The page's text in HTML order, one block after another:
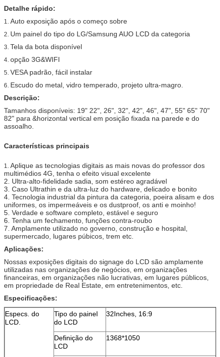
Detalhe rápido:
1. Auto exposição após o começo sobre
2. Um painel do tipo do LG/Samsung AUO LCD da categoria
3. Tela da bota disponível
4. opção 3G&WIFI
5. VESA padrão, fácil instalar
6. Escudo do metal, vidro temperado, projeto ultra-magro.
Descrição:
Tamanhos disponíveis: 19" 22", 26", 32", 42", 46", 47", 55" 65" 70"
82" para &horizontal vertical em posição fixada na parede e do
assoalho.
Características principais
1. Aplique as tecnologias digitais as mais novas do professor dos
multimédios 4G, tenha o efeito visual excelente
2. Ultra-alto-fidelidade sadia, som estéreo agradável
3. Caso Ultrathin e da ultra-luz do hardware, delicado e bonito
4. Tecnologia industrial da pintura da categoria, poeira alisam e dos
uniformes, os impermeáveis e os dustproof, os anti e moinho!
5. Verdade e software completo, estável e seguro
6. Tenha um fechamento, funções contra-roubo
7. Amplamente utilizado no governo, construção e hospital,
supermercado, lugares púbicos, trem etc.
Aplicações:
Nossas exposições digitais do signage do LCD são amplamente
utilizadas nas organizações de negócios, em organizações
financeiras, em organizações não lucrativas, em lugares públicos,
em propriedade de Real Estate, em entretenimentos, etc.
Especificações:
Especs. do
LCD.
Tipo do painel
do LCD
32Inches, 16:9
Definição do
LCD
1368*1050